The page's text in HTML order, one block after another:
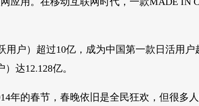
户）超过10亿，成为中国第一款日活用户
达12.128亿。
年的春节，春晚依旧是全民狂欢，但很多